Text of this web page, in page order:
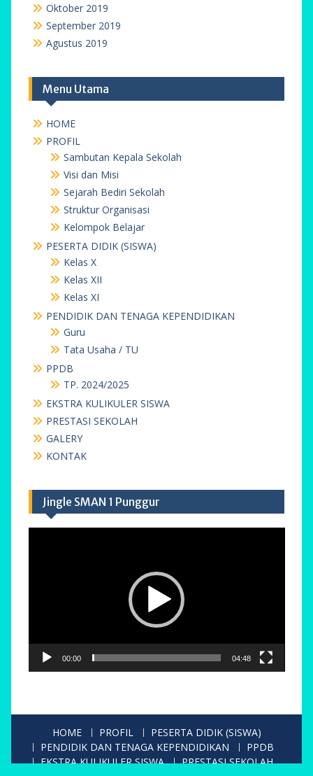
Oktober 2019
September 2019
Agustus 2019
Menu Utama
HOME
PROFIL
Sambutan Kepala Sekolah
Visi dan Misi
Sejarah Bediri Sekolah
Struktur Organisasi
Kelompok Belajar
PESERTA DIDIK (SISWA)
Kelas X
Kelas XII
Kelas XI
PENDIDIK DAN TENAGA KEPENDIDIKAN
Guru
Tata Usaha / TU
PPDB
TP. 2024/2025
EKSTRA KULIKULER SISWA
PRESTASI SEKOLAH
GALERY
KONTAK
Jingle SMAN 1 Punggur
00:00 04:48
HOME PROFIL
PESERTA DIDIK (SISWA)
PENDIDIK DAN TENAGA KEPENDIDIKAN
PPDB
EKSTRA KULIKULER SISWA
PRESTASI SEKOLAH